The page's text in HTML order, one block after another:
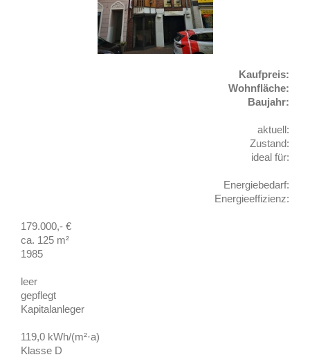
Kaufpreis:
Wohnfläche:
Baujahr:
aktuell:
Zustand:
ideal für:
Energiebedarf:
Energieeffizienz:
179.000,- €
ca. 125 m²
1985
leer
gepflegt
Kapitalanleger
119,0 kWh/(m²·a)
Klasse D